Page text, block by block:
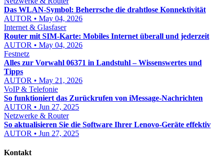
Das WLAN-Symbol: Beherrsche die drahtlose Konnektivität
AUTOR • May 04, 2026
Internet & Glasfaser
Router mit SIM-Karte: Mobiles Internet überall und jederzeit
AUTOR • May 04, 2026
Festnetz
Alles zur Vorwahl 06371 in Landstuhl – Wissenswertes und
Tipps
AUTOR • May 21, 2026
VoIP & Telefonie
So funktioniert das Zurückrufen von iMessage-Nachrichten
AUTOR • Jun 27, 2025
Netzwerke & Router
So aktualisieren Sie die Software Ihrer Lenovo-Geräte effektiv
AUTOR • Jun 27, 2025
Kontakt